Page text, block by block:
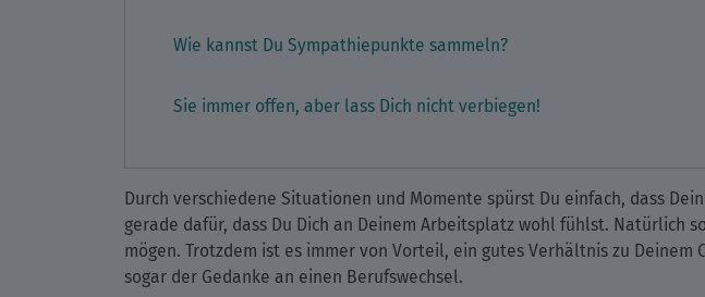
Wie kannst Du Sympathiepunkte sammeln?
Sie immer offen, aber lass Dich nicht verbiegen!
Durch verschiedene Situationen und Momente spürst Du einfach, dass
gerade dafür, dass Du Dich an Deinem Arbeitsplatz wohl fühlst. Natürlich
mögen. Trotzdem ist es immer von Vorteil, ein gutes Verhältnis zu
sogar der Gedanke an einen Berufswechsel.